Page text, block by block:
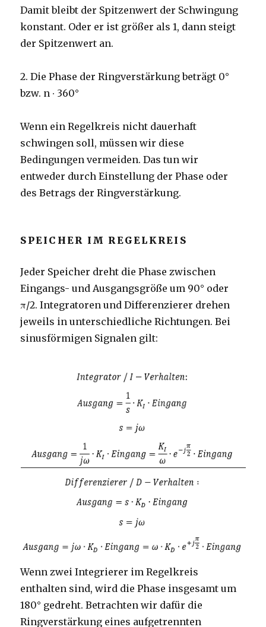
Damit bleibt der Spitzenwert der Schwingung
konstant. Oder er ist größer als 1, dann steigt
der Spitzenwert an.
2. Die Phase der Ringverstärkung beträgt 0°
bzw. n ∙ 360°
Wenn ein Regelkreis nicht dauerhaft
schwingen soll, müssen wir diese
Bedingungen vermeiden. Das tun wir
entweder durch Einstellung der Phase oder
des Betrags der Ringverstärkung.
SPEICHER IM REGELKREIS
Jeder Speicher dreht die Phase zwischen
Eingangs- und Ausgangsgröße um 90° oder
π/2. Integratoren und Differenzierer drehen
jeweils in unterschiedliche Richtungen. Bei
sinusförmigen Signalen gilt:
Wenn zwei Integrierer im Regelkreis
enthalten sind, wird die Phase insgesamt um
180° gedreht. Betrachten wir dafür die
Ringverstärkung eines aufgetrennten